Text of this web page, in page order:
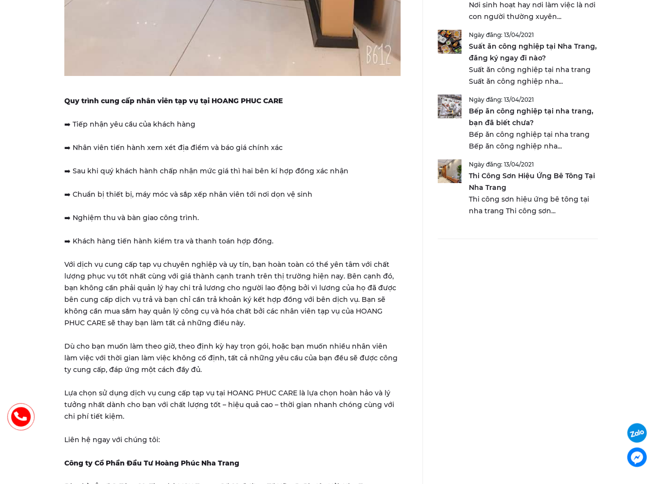
Quy trình cung cấp nhân viên tạp vụ tại HOANG PHUC CARE
➡️ Tiếp nhận yêu cầu của khách hàng
➡️ Nhân viên tiến hành xem xét địa điểm và báo giá chính xác
➡️ Sau khi quý khách hành chấp nhận mức giá thì hai bên kí hợp đồng xác nhận
➡️ Chuẩn bị thiết bị, máy móc và sắp xếp nhân viên tới nơi dọn vệ sinh
➡️ Nghiệm thu và bàn giao công trình.
➡️ Khách hàng tiến hành kiểm tra và thanh toán hợp đồng.
Với dịch vụ cung cấp tạp vụ chuyên nghiệp và uy tín, bạn hoàn toàn có thể yên tâm với chất
lượng phục vụ tốt nhất cùng với giá thành cạnh tranh trên thị trường hiện nay. Bên cạnh đó,
bạn không cần phải quản lý hay chi trả lương cho người lao động bởi vì lương của họ đã được
bên cung cấp dịch vụ trả và bạn chỉ cần trả khoản ký kết hợp đồng với bên dịch vụ. Bạn sẽ
không cần mua sắm hay quản lý công cụ và hóa chất bởi các nhân viên tạp vụ của HOANG
PHUC CARE sẽ thay bạn làm tất cả những điều này.
Dù cho bạn muốn làm theo giờ, theo định kỳ hay trọn gói, hoặc bạn muốn nhiều nhân viên
làm việc với thời gian làm việc không cố định, tất cả những yêu cầu của bạn đều sẽ được công
ty cung cấp, đáp ứng một cách đầy đủ.
Lựa chọn sử dụng dịch vụ cung cấp tạp vụ tại HOANG PHUC CARE là lựa chọn hoàn hảo và lý
tưởng nhất dành cho bạn với chất lượng tốt – hiệu quả cao – thời gian nhanh chóng cùng với
chi phí tiết kiệm.
Liên hệ ngay với chúng tôi:
Công ty Cổ Phần Đầu Tư Hoàng Phúc Nha Trang
Nơi sinh hoạt hay nơi làm việc là nơi
con người thường xuyên...
Ngày đăng: 13/04/2021
Suất ăn công nghiệp tại Nha Trang,
đăng ký ngay đi nào?
Suất ăn công nghiệp tại nha trang
Suất ăn công nghiệp nha...
Ngày đăng: 13/04/2021
Bếp ăn công nghiệp tại nha trang,
bạn đã biết chưa?
Bếp ăn công nghiệp tại nha trang
Bếp ăn công nghiệp nha...
Ngày đăng: 13/04/2021
Thi Công Sơn Hiệu Ứng Bê Tông Tại
Nha Trang
Thi công sơn hiệu ứng bê tông tại
nha trang Thi công sơn...